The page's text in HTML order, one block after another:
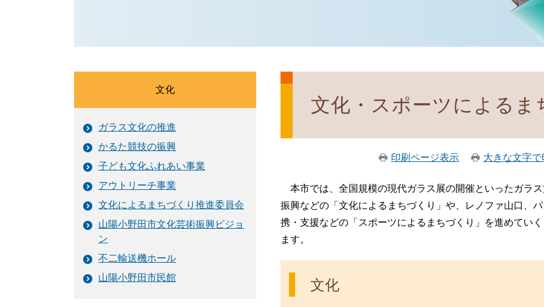
文化・スポーツによるま
印刷ページ表示 大きな文字
本市では、全国規模の現代ガラス展の開催といったガラ
振興などの「文化によるまちづくり」や、レノファ山口、
携・支援などの「スポーツによるまちづくり」を進めてい
ます。
文化
文化
ガラス文化の推進
かるた競技の振興
子ども文化ふれあい事業
アウトリーチ事業
文化によるまちづくり推進委員会
山陽小野田市文化芸術振興ビジョ
ン
不二輸送機ホール
山陽小野田市民館